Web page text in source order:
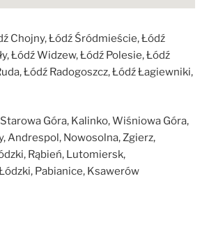
Chojny, Łódź Śródmieście, Łódź
Łódź Widzew, Łódź Polesie, Łódź
Łódź Radogoszcz, Łódź Łagiewniki,
Góra, Kalinko, Wiśniowa Góra,
Andrespol, Nowosolna, Zgierz,
Rąbień, Lutomiersk,
Pabianice, Ksawerów